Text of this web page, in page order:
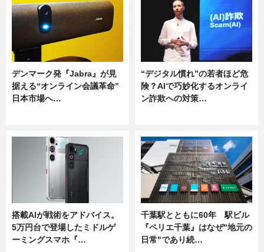
デンマーク発『Jabra』が見
据える“オンライン会議革命”
日本市場へ…
“デジタル慣れ”の若者ほど危
険？AIで巧妙化するオンライ
ン詐欺への対策…
搭載AIが戦術をアドバイス。
5万円台で登場したミドルゲ
ーミングスマホ『…
千葉駅とともに60年 駅ビル
『ペリエ千葉』はなぜ"地元の
日常"であり続…